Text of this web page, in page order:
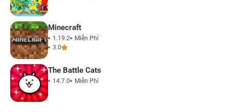
Minecraft
1.19.2
Miễn Phí
3.0
The Battle Cats
14.7.0 Miễn Phí